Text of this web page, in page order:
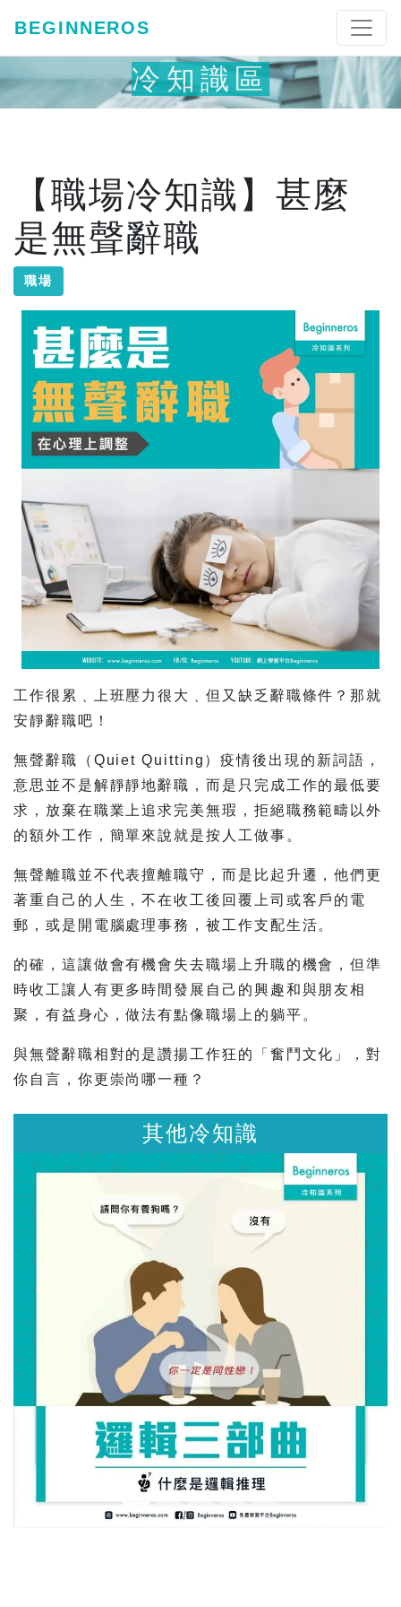
BEGINNEROS
冷知識區
【職場冷知識】甚麼
是無聲辭職
職場
工作很累﹑上班壓力很大﹑但又缺乏辭職條件？那就
安靜辭職吧！
無聲辭職（Quiet Quitting）疫情後出現的新詞語，
意思並不是解靜靜地辭職，而是只完成工作的最低要
求，放棄在職業上追求完美無瑕，拒絕職務範疇以外
的額外工作，簡單來說就是按人工做事。
無聲離職並不代表擅離職守，而是比起升遷，他們更
著重自己的人生，不在收工後回覆上司或客戶的電
郵，或是開電腦處理事務，被工作支配生活。
的確，這讓做會有機會失去職場上升職的機會，但準
時收工讓人有更多時間發展自己的興趣和與朋友相
聚，有益身心，做法有點像職場上的躺平。
與無聲辭職相對的是讚揚工作狂的「奮鬥文化」，對
你自言，你更崇尚哪一種？